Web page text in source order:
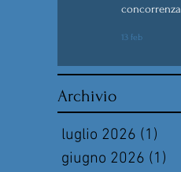
concorrenza
13 feb
Archivio
luglio 2026 (1)
giugno 2026 (1)